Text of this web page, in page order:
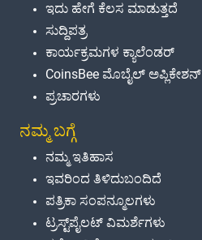
ಇದು ಹೇಗೆ ಕೆಲಸ ಮಾಡುತ್ತದೆ
ಸುದ್ದಿಪತ್ರ
ಕಾರ್ಯಕ್ರಮಗಳ ಕ್ಯಾಲೆಂಡರ್
CoinsBee ಮೊಬೈಲ್ ಅಪ್ಲಿಕೇಶನ್
ಪ್ರಚಾರಗಳು
ನಮ್ಮ ಬಗ್ಗೆ
ನಮ್ಮ ಇತಿಹಾಸ
ಇವರಿಂದ ತಿಳಿದುಬಂದಿದೆ
ಪತ್ರಿಕಾ ಸಂಪನ್ಮೂಲಗಳು
ಟ್ರಸ್ಟ್‌ಪೈಲಟ್ ವಿಮರ್ಶೆಗಳು